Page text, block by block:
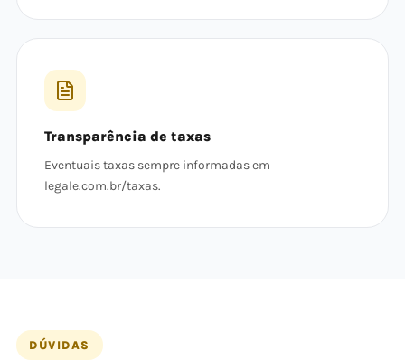
Transparência de taxas
Eventuais taxas sempre informadas em
legale.com.br/taxas.
DÚVIDAS